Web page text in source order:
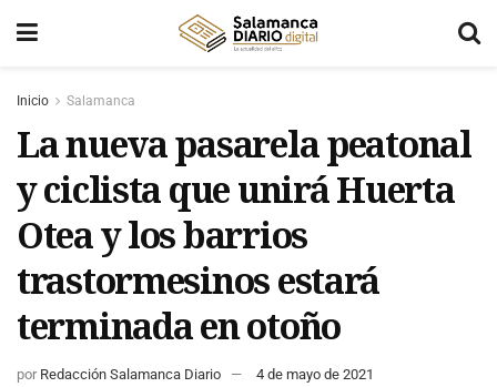
Inicio Salamanca
La nueva pasarela peatonal
y ciclista que unirá Huerta
Otea y los barrios
trastormesinos estará
terminada en otoño
por Redacción Salamanca Diario 4 de mayo de 2021